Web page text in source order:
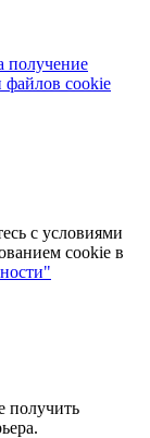
получение
файлов cookie
с условиями
cookie в
получить